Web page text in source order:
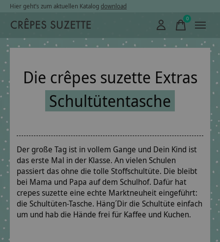
Hier geht’s zum aktuellen Katalog download
0items
Die crêpes suzette Extras
Schultütentasche
Der große Tag ist in vollem Gange und Dein Kind ist
das erste Mal in der Klasse. An vielen Schulen
passiert das ohne die tolle Stoffschultüte. Die bleibt
bei Mama und Papa auf dem Schulhof. Dafür hat
crepes suzette eine echte Marktneuheit eingeführt:
die Schultüten-Tasche. Häng´Dir die Schultüte einfach
um und hab die Hände frei für Kaffee und Kuchen.